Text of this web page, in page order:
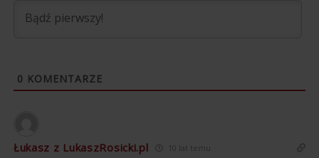
0 KOMENTARZE
Łukasz z LukaszRosicki.pl 10 lat temu